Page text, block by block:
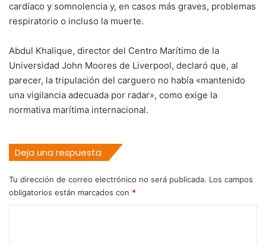
cardíaco y somnolencia y, en casos más graves, problemas
respiratorio o incluso la muerte.
Abdul Khalique, director del Centro Marítimo de la
Universidad John Moores de Liverpool, declaró que, al
parecer, la tripulación del carguero no había «mantenido
una vigilancia adecuada por radar», como exige la
normativa marítima internacional.
Deja una respuesta
Tu dirección de correo electrónico no será publicada. Los campos
obligatorios están marcados con *